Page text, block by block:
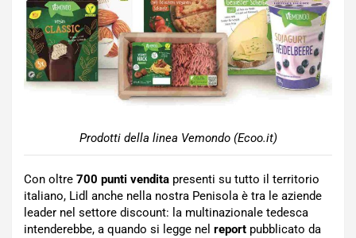
Prodotti della linea Vemondo (Ecoo.it)
Con oltre 700 punti vendita presenti su tutto il territorio
italiano, Lidl anche nella nostra Penisola è tra le aziende
leader nel settore discount: la multinazionale tedesca
intenderebbe, a quando si legge nel report pubblicato da